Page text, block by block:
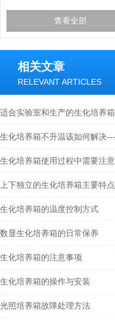
查看全部
相关文章
RELEVANT ARTICLES
适合实验室和生产的生化培养箱
生化培养箱的温度控制方式
数显生化培养箱的日常保养
生化培养箱的注意事项
生化培养箱的操作与安装
光照培养箱故障处理方法